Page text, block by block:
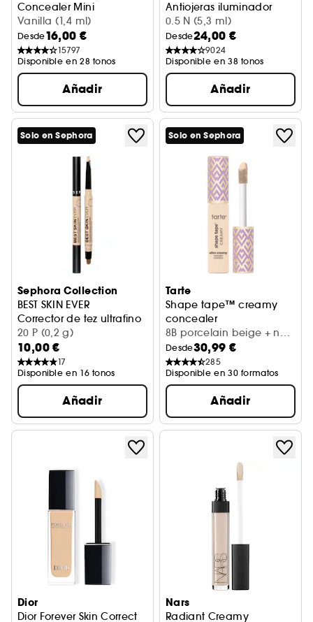
Concealer Mini
Corrector antiojeras mini
Vanilla (1,4 ml)
Desde16,00 €
15797
Disponible en 28 tonos
Añadir
Antiojeras iluminador
0.5 N (5,3 ml)
Desde24,00 €
9024
Disponible en 38 tonos
Añadir
Solo en Sephora
Sephora Collection
BEST SKIN EVER
Corrector de tez ultrafino
20 P (0,2 g)
10,00 €
17
Disponible en 16 tonos
Añadir
Solo en Sephora
Tarte
Shape tape™ creamy
concealer
Corrector cremoso
8B porcelain beige + net
10 ml / 0.33 Fl. Oz.
Desde30,99 €
285
Disponible en 30 formatos
Añadir
Dior
Dior Forever Skin Correct
Nars
Radiant Creamy